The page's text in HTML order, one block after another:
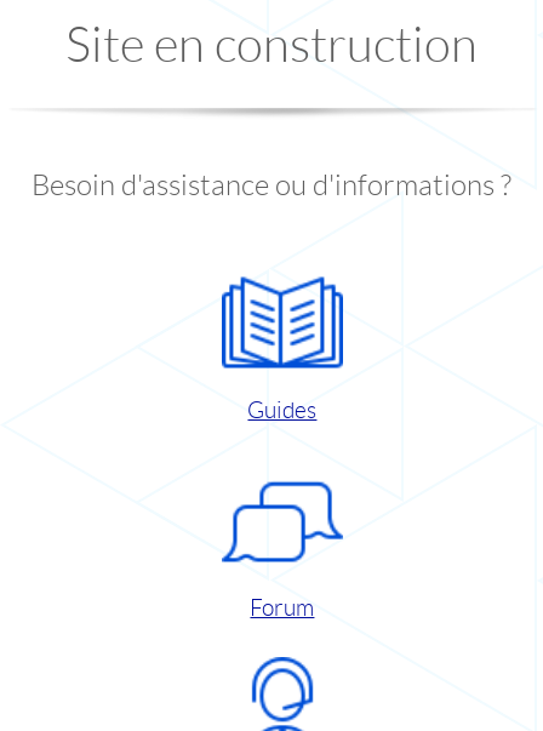
Site en construction
Besoin d'assistance ou d'informations ?
Guides
Forum